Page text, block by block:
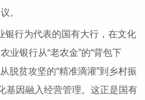
。
银行为代表的国有大行，在文化
业银行从“老农金”的“背包下
脱贫攻坚的“精准滴灌”到乡村振
基因融入经营管理。这正是国有